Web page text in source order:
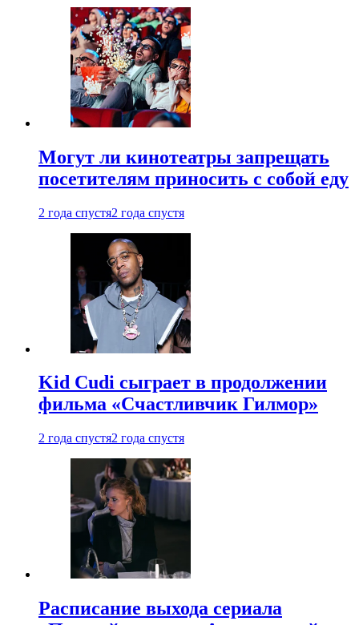
Могут ли кинотеатры запрещать
посетителям приносить с собой еду
2 года спустя2 года спустя
Kid Cudi сыграет в продолжении
фильма «Счастливчик Гилмор»
2 года спустя2 года спустя
Расписание выхода сериала